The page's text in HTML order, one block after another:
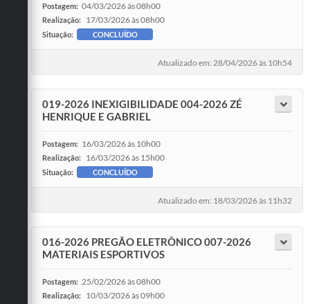
Postagem: 04/03/2026 às 08h00
Realização: 17/03/2026 às 08h00
Situação: CONCLUÍDO
Atualizado em: 28/04/2026 às 10h54
019-2026 INEXIGIBILIDADE 004-2026 ZÉ
HENRIQUE E GABRIEL
Postagem: 16/03/2026 às 10h00
Realização: 16/03/2026 às 15h00
Situação: CONCLUÍDO
Atualizado em: 18/03/2026 às 11h32
016-2026 PREGÃO ELETRÔNICO 007-2026
MATERIAIS ESPORTIVOS
Postagem: 25/02/2026 às 08h00
Realização: 10/03/2026 às 09h00